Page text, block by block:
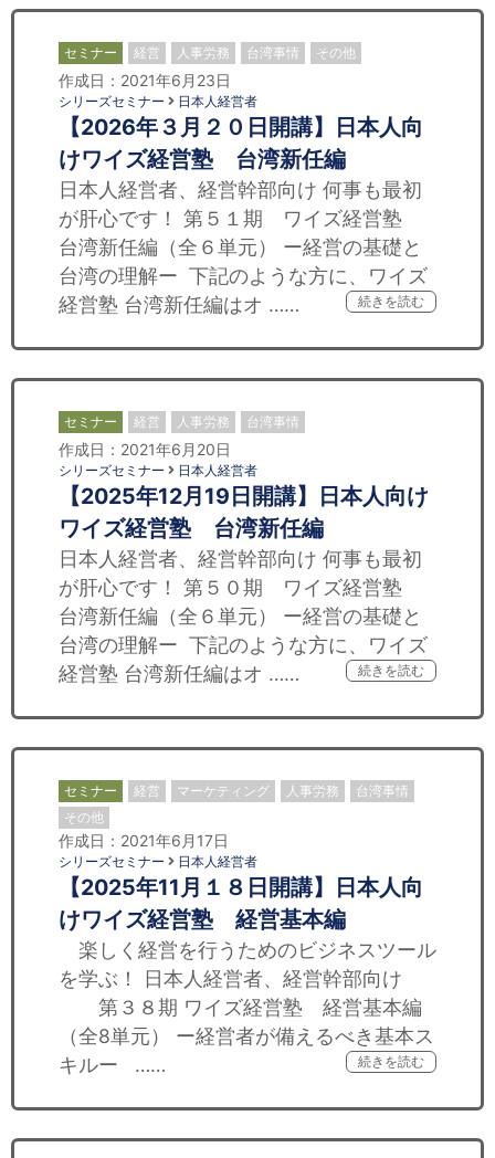
セミナー 経営 人事労務 台湾事情 その他
作成日：2021年6月23日
シリーズセミナー 日本人経営者
【2026年３月２０日開講】日本人向
けワイズ経営塾 台湾新任編
日本人経営者、経営幹部向け 何事も最初
が肝心です！ 第５１期 ワイズ経営塾
台湾新任編（全６単元） ー経営の基礎と
台湾の理解ー 下記のような方に、ワイズ
経営塾 台湾新任編はオ ……
続きを読む
セミナー 経営 人事労務 台湾事情
作成日：2021年6月20日
シリーズセミナー 日本人経営者
【2025年12月19日開講】日本人向け
ワイズ経営塾 台湾新任編
日本人経営者、経営幹部向け 何事も最初
が肝心です！ 第５０期 ワイズ経営塾
台湾新任編（全６単元） ー経営の基礎と
台湾の理解ー 下記のような方に、ワイズ
経営塾 台湾新任編はオ ……
続きを読む
セミナー 経営 マーケティング 人事労務
台湾事情
その他
作成日：2021年6月17日
シリーズセミナー 日本人経営者
【2025年11月１８日開講】日本人向
けワイズ経営塾 経営基本編
楽しく経営を行うためのビジネスツール
を学ぶ！ 日本人経営者、経営幹部向け
第３８期 ワイズ経営塾 経営基本編
（全8単元） ー経営者が備えるべき基本ス
キルー ……
続きを読む